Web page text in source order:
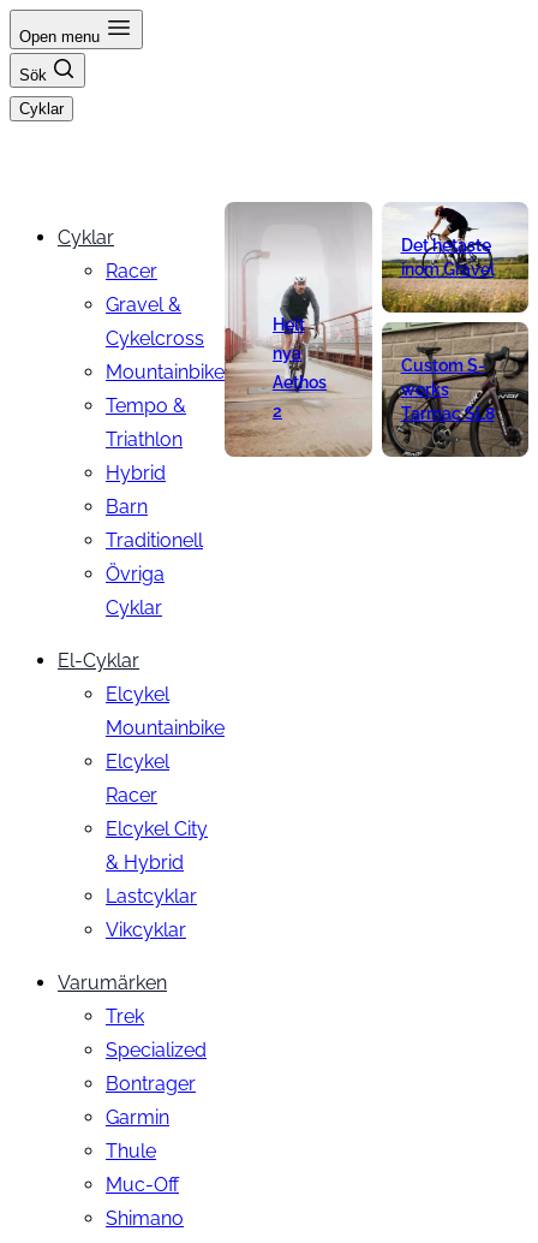
Hoppa
till
innehåll
Open menu
Sök
Cyklar
Cyklar
Racer
Gravel &
Cykelcross
Mountainbike
Tempo &
Triathlon
Hybrid
Barn
Traditionell
Övriga
Cyklar
El-Cyklar
Elcykel
Mountainbike
Elcykel
Racer
Elcykel City
& Hybrid
Lastcyklar
Vikcyklar
Varumärken
Trek
Specialized
Bontrager
Garmin
Thule
Muc-Off
Shimano
Helt
nya
Aethos
2
Det hetaste
inom Gravel
Custom S-
works
Tarmac SL8